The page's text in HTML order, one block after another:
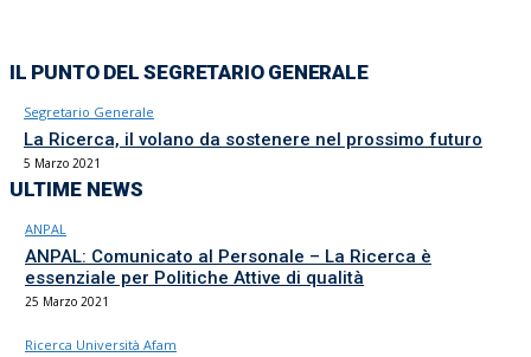
IL PUNTO DEL SEGRETARIO GENERALE
Segretario Generale
La Ricerca, il volano da sostenere nel prossimo futuro
5 Marzo 2021
ULTIME NEWS
ANPAL
ANPAL: Comunicato al Personale – La Ricerca è
essenziale per Politiche Attive di qualità
25 Marzo 2021
Ricerca Università Afam